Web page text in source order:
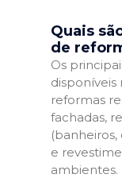
Quais
de
Os
reformas
fachadas,
(banheiros,
e
ambientes.